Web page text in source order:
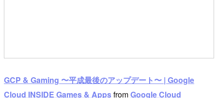
GCP & Gaming 〜平成最後のアップデート〜 | Google
Cloud INSIDE Games & AppsfromGoogle Cloud